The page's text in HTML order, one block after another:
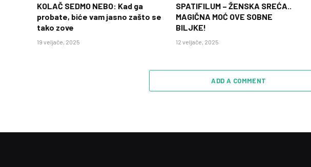
KOLAČ SEDMO NEBO: Kad ga
probate, biće vam jasno zašto se
tako zove
19 veljače, 2025
SPATIFILUM – ŽENSKA SREĆA..
MAGIČNA MOĆ OVE SOBNE
BILJKE!
12 veljače, 2025
ADD A COMMENT